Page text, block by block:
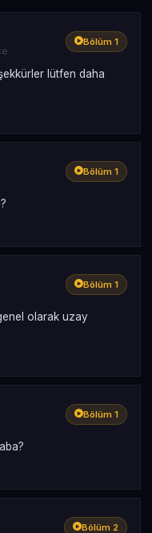
Bölüm 1
lütfen daha
Bölüm 1
Bölüm 1
olarak uzay
Bölüm 1
Bölüm 2